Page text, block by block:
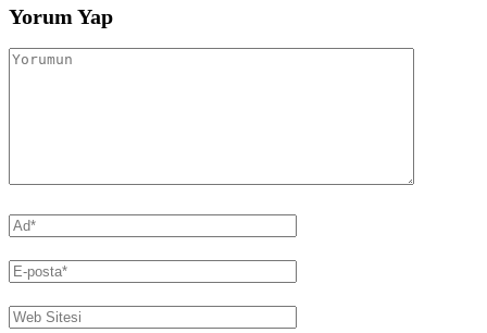
Yorum Yap